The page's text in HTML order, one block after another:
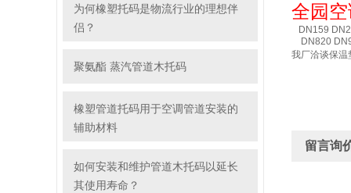
为何橡塑托码是物流行业的理想伴
侣？
聚氨酯 蒸汽管道木托码
橡塑管道托码用于空调管道安装的
辅助材料
如何安装和维护管道木托码以延长
其使用寿命？
全园
DN159
DN820
我厂洽谈保温
留言询